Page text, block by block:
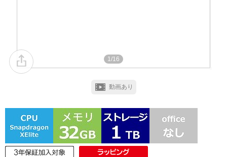
1/16
動画あり